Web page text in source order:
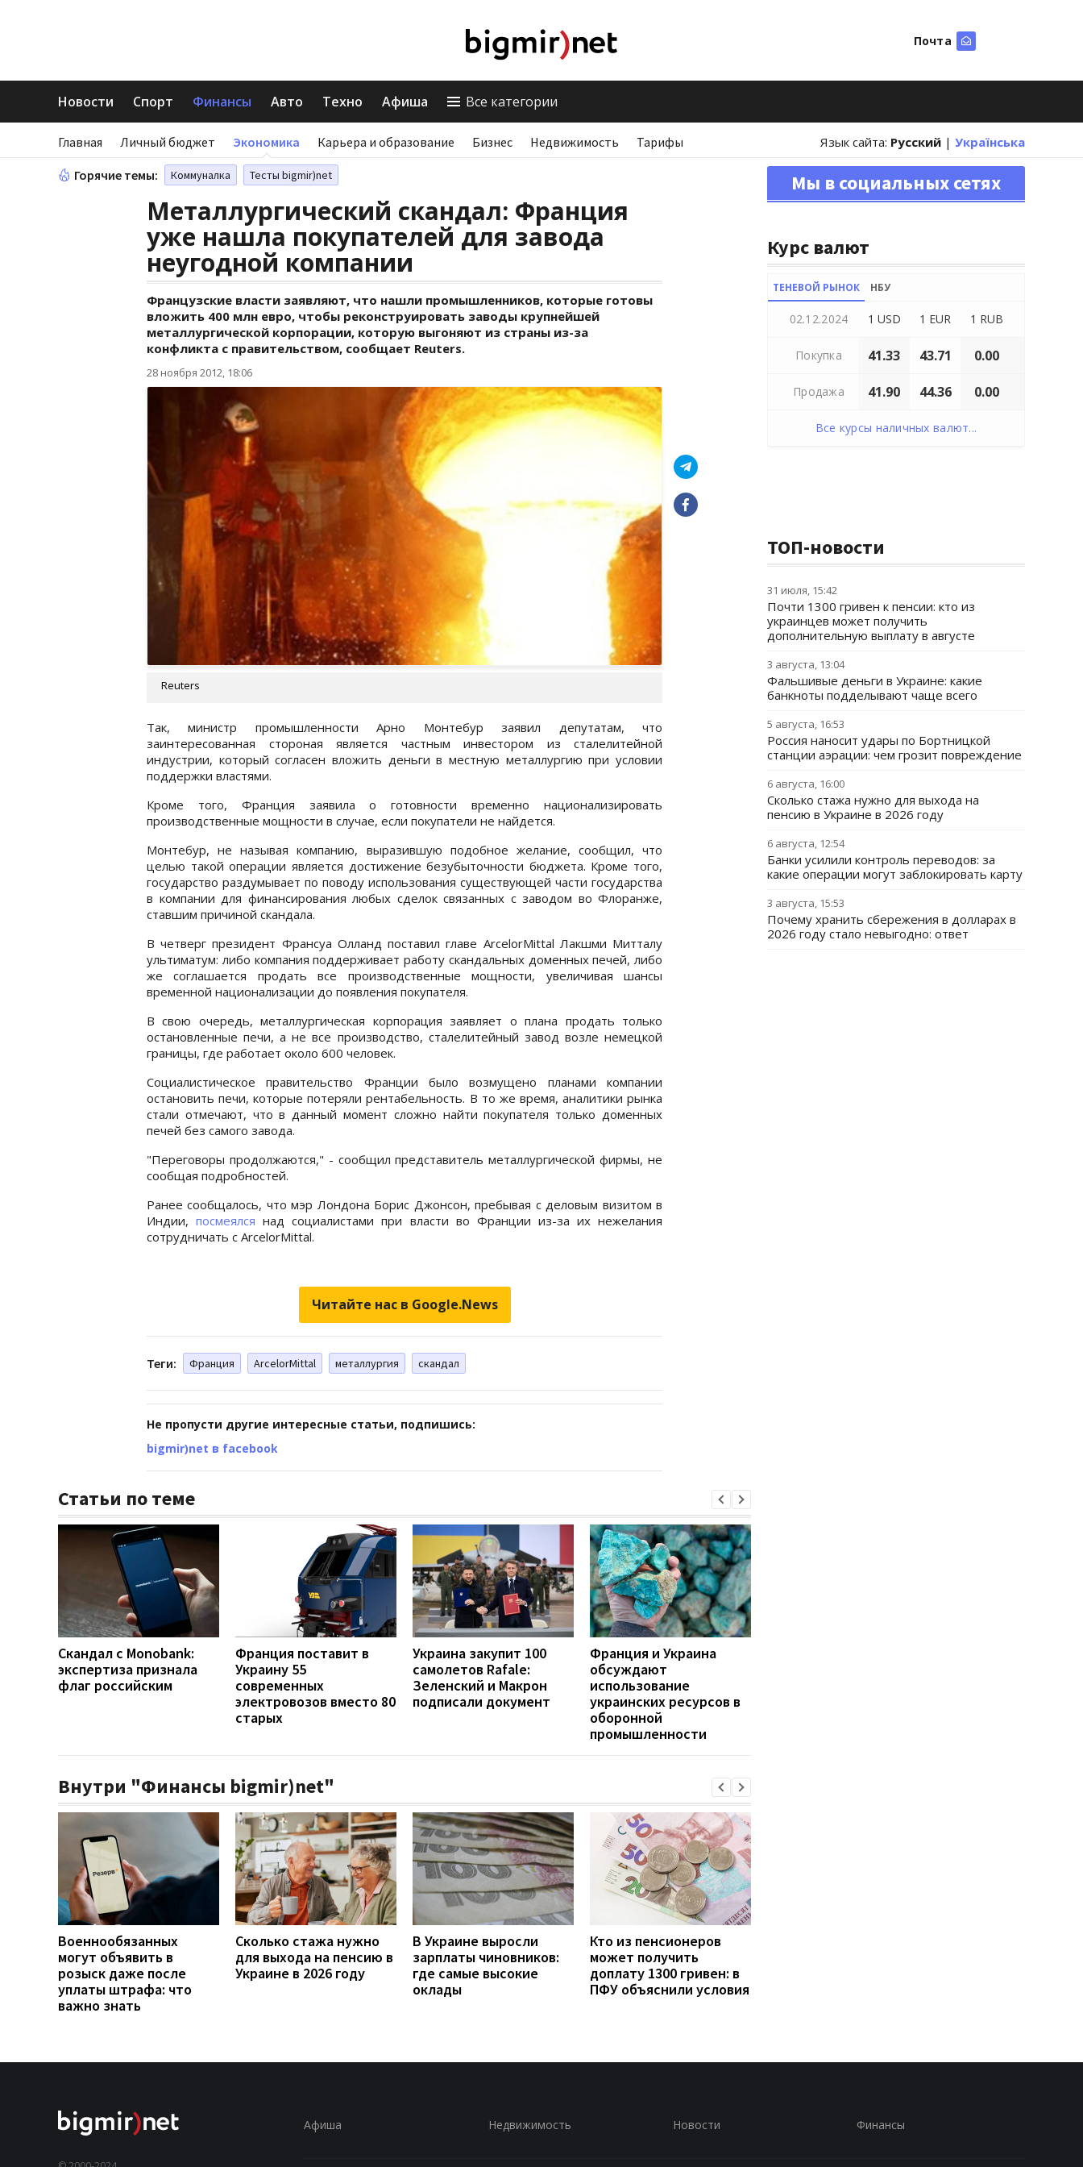
Почта
Новости Спорт Финансы Авто Техно Афиша Все категории
Главная Личный бюджет Экономика Карьера и образование Бизнес Недвижимость Тарифы Язык сайта: Русский | Українська
Горячие темы: Коммуналка Тесты bigmir)net
Металлургический скандал: Франция
уже нашла покупателей для завода
неугодной компании
Французские власти заявляют, что нашли промышленников, которые готовы
вложить 400 млн евро, чтобы реконструировать заводы крупнейшей
металлургической корпорации, которую выгоняют из страны из-за
конфликта с правительством, сообщает Reuters.
28 ноября 2012, 18:06
Reuters
Так, министр промышленности Арно Монтебур заявил депутатам, что
заинтересованная стороная является частным инвестором из сталелитейной
индустрии, который согласен вложить деньги в местную металлургию при условии
поддержки властями.
Кроме того, Франция заявила о готовности временно национализировать
производственные мощности в случае, если покупатели не найдется.
Монтебур, не называя компанию, выразившую подобное желание, сообщил, что
целью такой операции является достижение безубыточности бюджета. Кроме того,
государство раздумывает по поводу использования существующей части государства
в компании для финансирования любых сделок связанных с заводом во Флоранже,
ставшим причиной скандала.
В четверг президент Франсуа Олланд поставил главе ArcelorMittal Лакшми Митталу
ультиматум: либо компания поддерживает работу скандальных доменных печей, либо
же соглашается продать все производственные мощности, увеличивая шансы
временной национализации до появления покупателя.
В свою очередь, металлургическая корпорация заявляет о плана продать только
остановленные печи, а не все производство, сталелитейный завод возле немецкой
границы, где работает около 600 человек.
Социалистическое правительство Франции было возмущено планами компании
остановить печи, которые потеряли рентабельность. В то же время, аналитики рынка
стали отмечают, что в данный момент сложно найти покупателя только доменных
печей без самого завода.
"Переговоры продолжаются," - сообщил представитель металлургической фирмы, не
сообщая подробностей.
Ранее сообщалось, что мэр Лондона Борис Джонсон, пребывая с деловым визитом в
Индии,посмеялся над социалистами при власти во Франции из-за их нежелания
сотрудничать с ArcelorMittal.
Читайте нас в Google.News
Теги: Франция ArcelorMittal металлургия скандал
Не пропусти другие интересные статьи, подпишись:
bigmir)net в facebook
Статьи по теме
Скандал с Monobank:
экспертиза признала
флаг российским
Франция поставит в
Украину 55
современных
электровозов вместо 80
старых
Украина закупит 100
самолетов Rafale:
Зеленский и Макрон
подписали документ
Франция и Украина
обсуждают
использование
украинских ресурсов в
оборонной
промышленности
Внутри "Финансы bigmir)net"
Военнообязанных
могут объявить в
розыск даже после
уплаты штрафа: что
важно знать
Сколько стажа нужно
для выхода на пенсию в
Украине в 2026 году
В Украине выросли
зарплаты чиновников:
где самые высокие
оклады
Кто из пенсионеров
может получить
доплату 1300 гривен: в
ПФУ объяснили условия
Мы в социальных сетях
Курс валют
ТЕНЕВОЙ РЫНОК НБУ
02.12.2024 1 USD 1 EUR 1 RUB
Покупка 41.33 43.71 0.00
Продажа 41.90 44.36 0.00
Все курсы наличных валют...
ТОП-новости
31 июля, 15:42
Почти 1300 гривен к пенсии: кто из
украинцев может получить
дополнительную выплату в августе
3 августа, 13:04
Фальшивые деньги в Украине: какие
банкноты подделывают чаще всего
5 августа, 16:53
Россия наносит удары по Бортницкой
станции аэрации: чем грозит повреждение
6 августа, 16:00
Сколько стажа нужно для выхода на
пенсию в Украине в 2026 году
6 августа, 12:54
Банки усилили контроль переводов: за
какие операции могут заблокировать карту
3 августа, 15:53
Почему хранить сбережения в долларах в
2026 году стало невыгодно: ответ
Афиша Недвижимость Новости Финансы